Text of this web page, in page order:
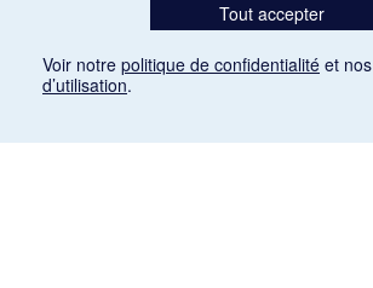
Tout accepter
Voir notre politique de confidentialité et nos
d’utilisation.